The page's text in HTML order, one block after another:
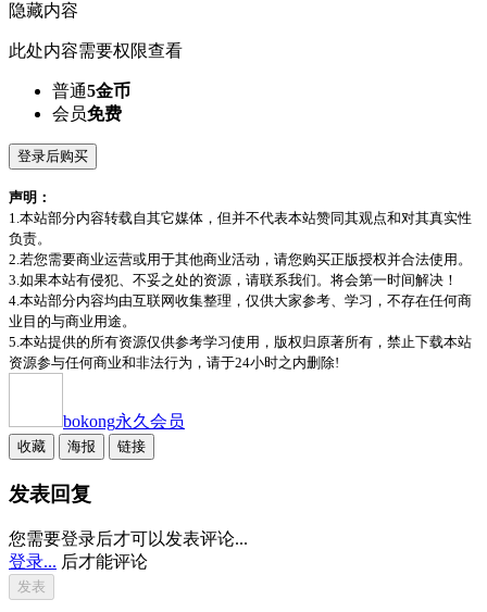
隐藏内容
此处内容需要权限查看
普通5金币
会员免费
登录后购买
声明：
1.本站部分内容转载自其它媒体，但并不代表本站赞同其观点和对其真实性
负责。
2.若您需要商业运营或用于其他商业活动，请您购买正版授权并合法使用。
3.如果本站有侵犯、不妥之处的资源，请联系我们。将会第一时间解决！
4.本站部分内容均由互联网收集整理，仅供大家参考、学习，不存在任何商
业目的与商业用途。
5.本站提供的所有资源仅供参考学习使用，版权归原著所有，禁止下载本站
资源参与任何商业和非法行为，请于24小时之内删除!
bokong永久会员
收藏 海报 链接
发表回复
您需要登录后才可以发表评论...
登录... 后才能评论